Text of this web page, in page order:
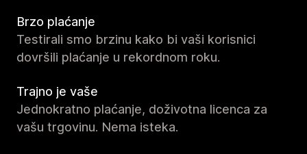
Brzo plaćanje
Testirali smo brzinu kako bi vaši korisnici
dovršili plaćanje u rekordnom roku.
Trajno je vaše
Jednokratno plaćanje, doživotna licenca za
vašu trgovinu. Nema isteka.